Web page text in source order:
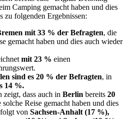
Camping gemacht haben und dies
zu folgenden Ergebnissen:
mit 33 % der Befragten, die
gemacht haben und dies auch wieder
mit 23 % einen
sind es 20 % der Befragten, in
14 %.
dass auch in Berlin bereits 20
solche Reise gemacht haben und dies
von Sachsen-Anhalt (17 %),